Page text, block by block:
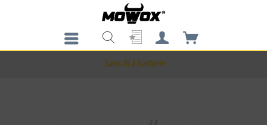
Sans fil à batterie